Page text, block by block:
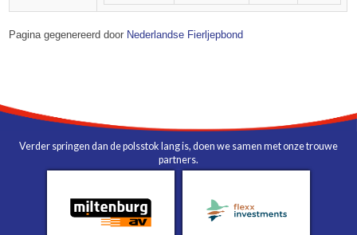
Pagina gegenereerd door Nederlandse Fierljepbond
Verder springen dan de polsstok lang is, doen we samen met onze trouwe
partners.